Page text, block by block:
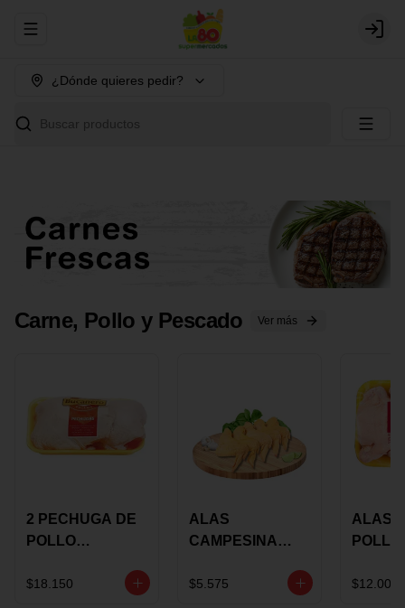
Abrir menu de navegación Login
¿Dónde quieres pedir?
Buscar productos
Carne, Pollo y Pescado Ver más
2 PECHUGA DE
POLLO
MARINADA X
$18.150
ALAS
CAMPESINA
COSTILLAR A
$5.575
ALAS
POLLO
$12.000